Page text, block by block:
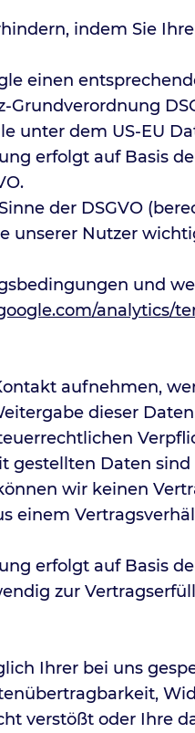
indem Sie
einen
Grundverordnung
unter dem US-EU
erfolgt auf Basis
der DSGVO
unserer Nutzer
und
analytics/
aufnehmen,
dieser
gestellten Daten
wir keinen
einem
erfolgt auf Basis
zur
Ihrer bei uns
verstößt oder Ihre